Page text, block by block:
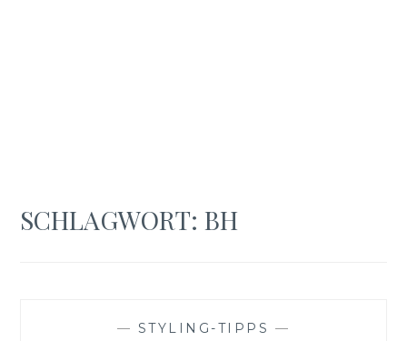
SCHLAGWORT:BH
— STYLING-TIPPS —